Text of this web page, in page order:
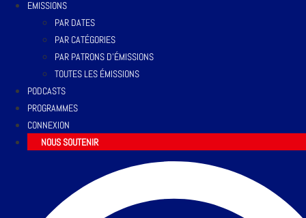
EMISSIONS
PAR DATES
PAR CATÉGORIES
PAR PATRONS D’ÉMISSIONS
TOUTES LES ÉMISSIONS
PODCASTS
PROGRAMMES
CONNEXION
NOUS SOUTENIR